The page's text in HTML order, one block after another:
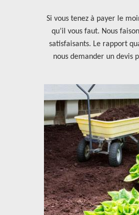
Si vous tenez à payer le
qu’il vous faut. Nous
satisfaisants. Le rapport
nous demander un devis